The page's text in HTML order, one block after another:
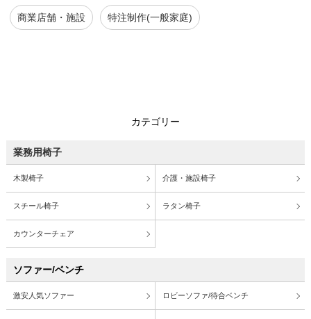
商業店舗・施設 特注制作(一般家庭)
カテゴリー
業務用椅子
木製椅子 介護・施設椅子
スチール椅子 ラタン椅子
カウンターチェア
ソファー/ベンチ
激安人気ソファー ロビーソファ/待合ベンチ